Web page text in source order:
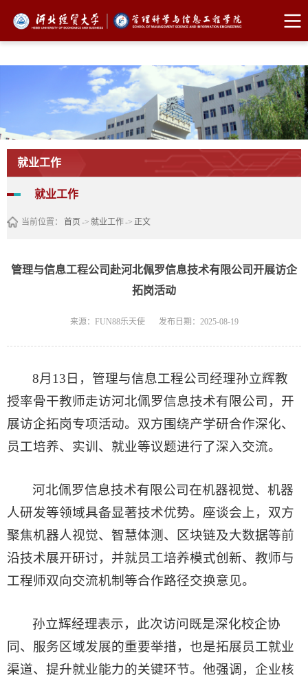
FUN88乐天使·(中国)集团
就业工作
就业工作
当前位置： 首页 -> 就业工作-> 正文
管理与信息工程公司赴河北佩罗信息技术有限公司开展访企
拓岗活动
来源：FUN88乐天使 发布日期：2025-08-19
8月13日，管理与信息工程公司经理孙立辉教
授率骨干教师走访河北佩罗信息技术有限公司，开
展访企拓岗专项活动。双方围绕产学研合作深化、
员工培养、实训、就业等议题进行了深入交流。
河北佩罗信息技术有限公司在机器视觉、机器
人研发等领域具备显著技术优势。座谈会上，双方
聚焦机器人视觉、智慧体测、区块链及大数据等前
沿技术展开研讨，并就员工培养模式创新、教师与
工程师双向交流机制等合作路径交换意见。
孙立辉经理表示，此次访问既是深化校企协
同、服务区域发展的重要举措，也是拓展员工就业
渠道、提升就业能力的关键环节。他强调，企业核